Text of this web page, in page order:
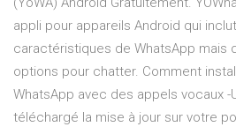
appli pour appareils Android qui
caractéristiques de WhatsApp mais
options pour chatter. Comment
WhatsApp avec des appels vocaux
téléchargé la mise à jour sur votre